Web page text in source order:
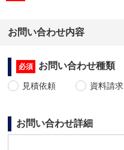
お問い合わせ内容
必須 お問い合わせ種類
見積依頼 資料請求
お問い合わせ詳細